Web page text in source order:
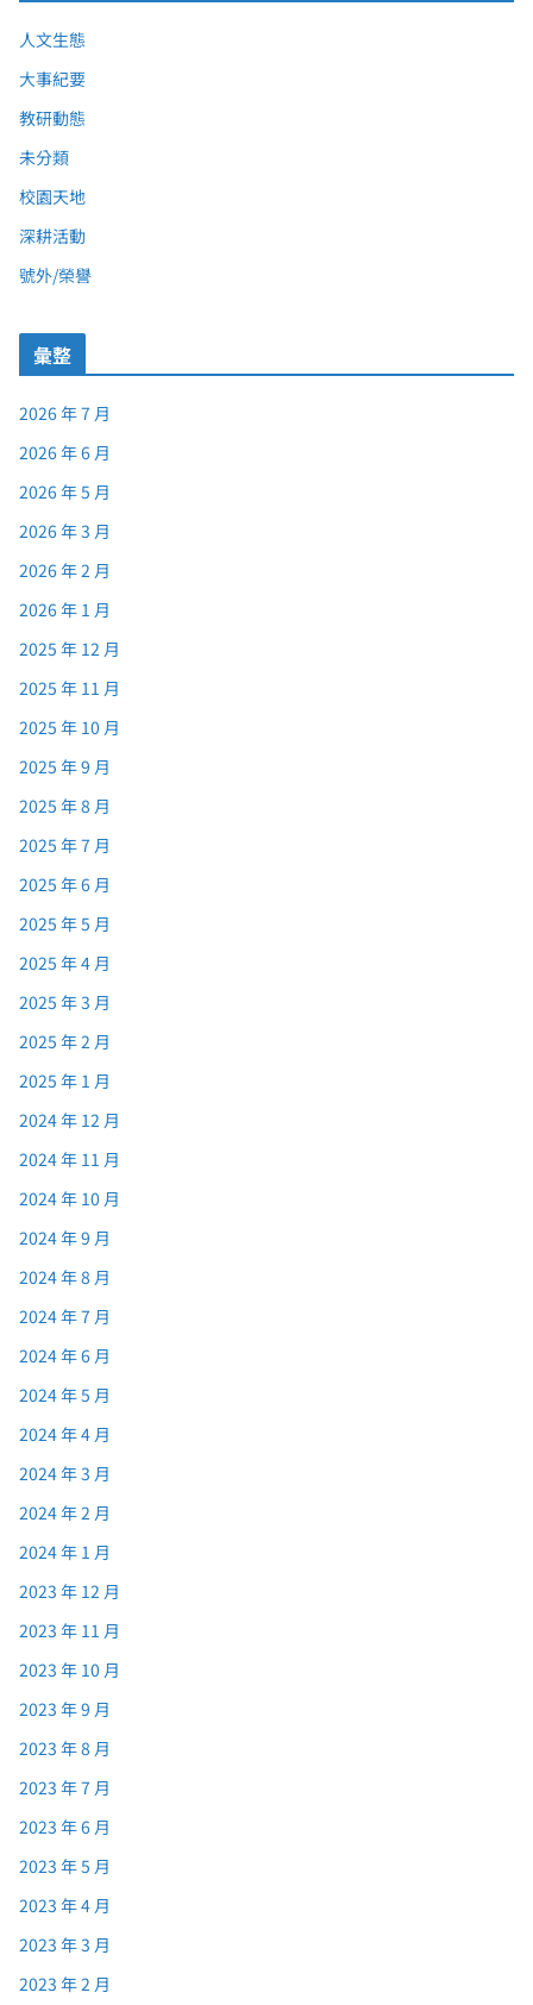
人文生態
大事紀要
教研動態
未分類
校園天地
深耕活動
號外/榮譽
彙整
2026 年 7 月
2026 年 6 月
2026 年 5 月
2026 年 3 月
2026 年 2 月
2026 年 1 月
2025 年 12 月
2025 年 11 月
2025 年 10 月
2025 年 9 月
2025 年 8 月
2025 年 7 月
2025 年 6 月
2025 年 5 月
2025 年 4 月
2025 年 3 月
2025 年 2 月
2025 年 1 月
2024 年 12 月
2024 年 11 月
2024 年 10 月
2024 年 9 月
2024 年 8 月
2024 年 7 月
2024 年 6 月
2024 年 5 月
2024 年 4 月
2024 年 3 月
2024 年 2 月
2024 年 1 月
2023 年 12 月
2023 年 11 月
2023 年 10 月
2023 年 9 月
2023 年 8 月
2023 年 7 月
2023 年 6 月
2023 年 5 月
2023 年 4 月
2023 年 3 月
2023 年 2 月